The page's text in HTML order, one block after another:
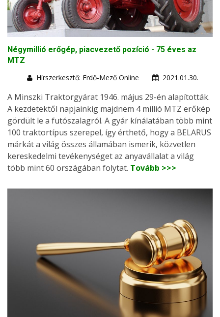
Négymillió erőgép, piacvezető pozíció - 75 éves az
MTZ
Hírszerkesztő: Erdő-Mező Online
2021.01.30.
A Minszki Traktorgyárat 1946. május 29-én alapították.
A kezdetektől napjainkig majdnem 4 millió MTZ erőkép
gördült le a futószalagról. A gyár kínálatában több mint
100 traktortípus szerepel, így érthető, hogy a BELARUS
márkát a világ összes államában ismerik, közvetlen
kereskedelmi tevékenységet az anyavállalat a világ
több mint 60 országában folytat. Tovább >>>